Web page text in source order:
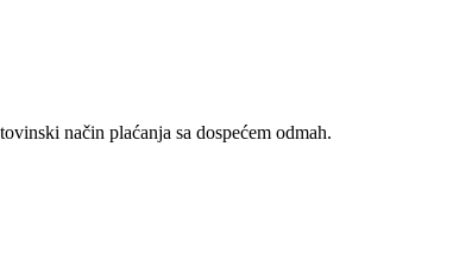
način plaćanja sa dospećem odmah.